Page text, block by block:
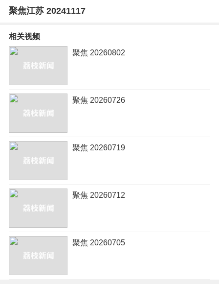
聚焦江苏 20241117
相关视频
聚焦 20260802
聚焦 20260726
聚焦 20260719
聚焦 20260712
聚焦 20260705